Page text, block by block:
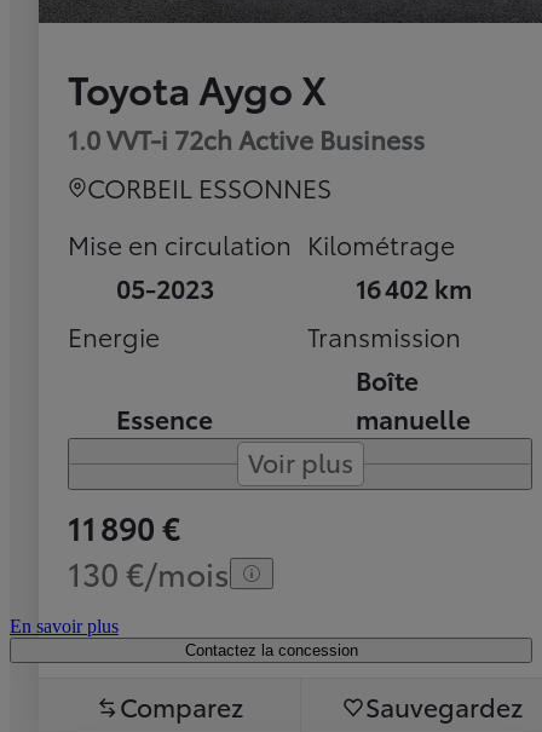
Toyota Aygo X
1.0 VVT-i 72ch Active Business
CORBEIL ESSONNES
Mise en circulation
05-2023
Kilométrage
16 402 km
Energie
Essence
Transmission
Boîte
manuelle
Voir plus
11 890 €
130 €/mois
En savoir plus
Contactez la concession
Comparez Sauvegardez